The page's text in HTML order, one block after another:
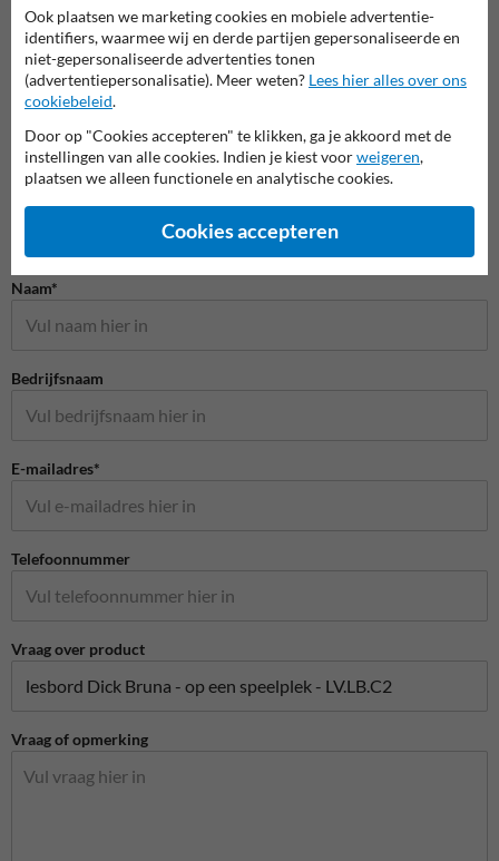
Dick Bruna producten
Stel je vraag aan Schoolzone.nl
Naam*
Bedrijfsnaam
E-mailadres*
Telefoonnummer
Vraag over product
Vraag of opmerking
Ook plaatsen we marketing cookies en mobiele advertentie-
identifiers, waarmee wij en derde partijen gepersonaliseerde en
niet-gepersonaliseerde advertenties tonen
(advertentiepersonalisatie). Meer weten? Lees hier alles over ons
cookiebeleid.
Door op "Cookies accepteren" te klikken, ga je akkoord met de
instellingen van alle cookies. Indien je kiest voorweigeren,
plaatsen we alleen functionele en analytische cookies.
Cookies accepteren